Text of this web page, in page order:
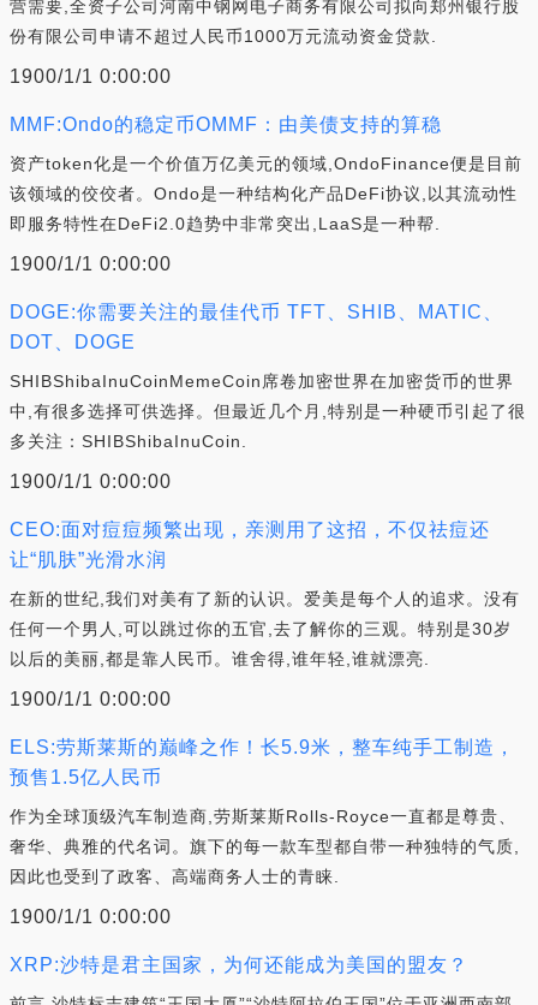
营需要,全资子公司河南中钢网电子商务有限公司拟向郑州银行股
份有限公司申请不超过人民币1000万元流动资金贷款.
1900/1/1 0:00:00
MMF:Ondo的稳定币OMMF：由美债支持的算稳
资产token化是一个价值万亿美元的领域,OndoFinance便是目前
该领域的佼佼者。Ondo是一种结构化产品DeFi协议,以其流动性
即服务特性在DeFi2.0趋势中非常突出,LaaS是一种帮.
1900/1/1 0:00:00
DOGE:你需要关注的最佳代币 TFT、SHIB、MATIC、
DOT、DOGE
SHIBShibaInuCoinMemeCoin席卷加密世界在加密货币的世界
中,有很多选择可供选择。但最近几个月,特别是一种硬币引起了很
多关注：SHIBShibaInuCoin.
1900/1/1 0:00:00
CEO:面对痘痘频繁出现，亲测用了这招，不仅祛痘还
让“肌肤”光滑水润
在新的世纪,我们对美有了新的认识。爱美是每个人的追求。没有
任何一个男人,可以跳过你的五官,去了解你的三观。特别是30岁
以后的美丽,都是靠人民币。谁舍得,谁年轻,谁就漂亮.
1900/1/1 0:00:00
ELS:劳斯莱斯的巅峰之作！长5.9米，整车纯手工制造，
预售1.5亿人民币
作为全球顶级汽车制造商,劳斯莱斯Rolls-Royce一直都是尊贵、
奢华、典雅的代名词。旗下的每一款车型都自带一种独特的气质,
因此也受到了政客、高端商务人士的青睐.
1900/1/1 0:00:00
XRP:沙特是君主国家，为何还能成为美国的盟友？